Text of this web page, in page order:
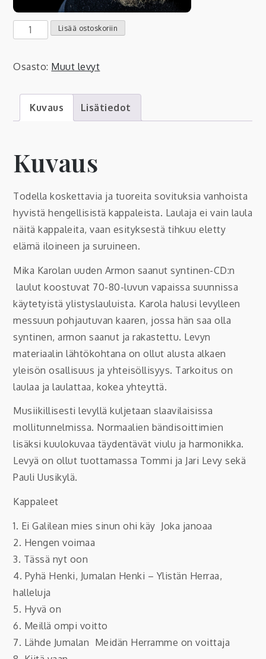
Mika
Armon
syntinen
määrä
Lisää ostoskoriin
Osasto: Muut levyt
Kuvaus Lisätiedot
Kuvaus
Todella koskettavia ja tuoreita sovituksia vanhoista
hyvistä hengellisistä kappaleista. Laulaja ei vain laula
näitä kappaleita, vaan esityksestä tihkuu eletty
elämä iloineen ja suruineen.
Mika Karolan uuden Armon saanut syntinen-CD:n
laulut koostuvat 70-80-luvun vapaissa suunnissa
käytetyistä ylistyslauluista. Karola halusi levylleen
messuun pohjautuvan kaaren, jossa hän saa olla
syntinen, armon saanut ja rakastettu. Levyn
materiaalin lähtökohtana on ollut alusta alkaen
yleisön osallisuus ja yhteisöllisyys. Tarkoitus on
laulaa ja laulattaa, kokea yhteyttä.
Musiikillisesti levyllä kuljetaan slaavilaisissa
mollitunnelmissa. Normaalien bändisoittimien
lisäksi kuulokuvaa täydentävät viulu ja harmonikka.
Levyä on ollut tuottamassa Tommi ja Jari Levy sekä
Pauli Uusikylä.
Kappaleet
1. Ei Galilean mies sinun ohi käy  Joka janoaa
2. Hengen voimaa
3. Tässä nyt oon
4. Pyhä Henki, Jumalan Henki – Ylistän Herraa,
halleluja
5. Hyvä on
6. Meillä ompi voitto
7. Lähde Jumalan  Meidän Herramme on voittaja